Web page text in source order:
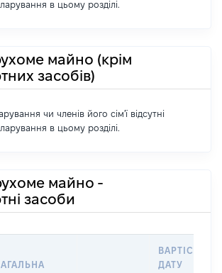
в цьому розділі.
майно (крім
засобів)
чи членів його сім'ї відсутні
в цьому розділі.
майно -
засоби
ВАРТІСТЬ НА
ДАТУ